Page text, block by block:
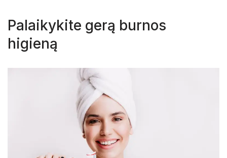
Palaikykite gerą burnos
higieną